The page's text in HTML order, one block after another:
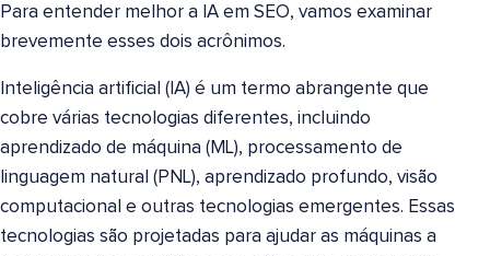
Para entender melhor a IA em SEO, vamos examinar
brevemente esses dois acrônimos.
Inteligência artificial (IA) é um termo abrangente que
cobre várias tecnologias diferentes, incluindo
aprendizado de máquina (ML), processamento de
linguagem natural (PNL), aprendizado profundo, visão
computacional e outras tecnologias emergentes. Essas
tecnologias são projetadas para ajudar as máquinas a